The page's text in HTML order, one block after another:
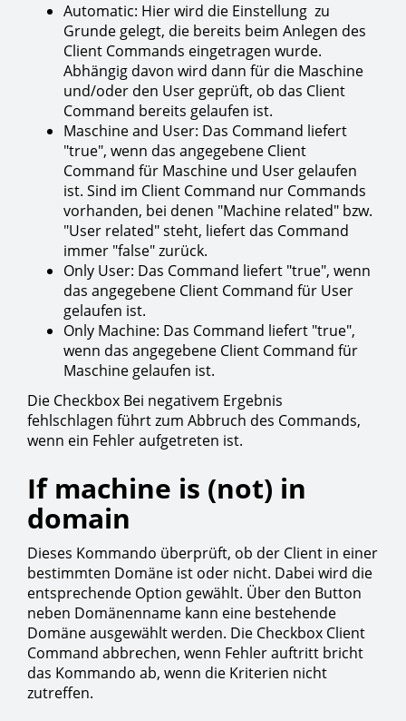
Automatic: Hier wird die Einstellung zu
Grunde gelegt, die bereits beim Anlegen des
Client Commands eingetragen wurde.
Abhängig davon wird dann für die Maschine
und/oder den User geprüft, ob das Client
Command bereits gelaufen ist.
Maschine and User: Das Command liefert
"true", wenn das angegebene Client
Command für Maschine und User gelaufen
ist. Sind im Client Command nur Commands
vorhanden, bei denen "Machine related" bzw.
"User related" steht, liefert das Command
immer "false" zurück.
Only User: Das Command liefert "true", wenn
das angegebene Client Command für User
gelaufen ist.
Only Machine: Das Command liefert "true",
wenn das angegebene Client Command für
Maschine gelaufen ist.
Die Checkbox Bei negativem Ergebnis
fehlschlagen führt zum Abbruch des Commands,
wenn ein Fehler aufgetreten ist.
If machine is (not) in
domain
Dieses Kommando überprüft, ob der Client in einer
bestimmten Domäne ist oder nicht. Dabei wird die
entsprechende Option gewählt. Über den Button
neben Domänenname kann eine bestehende
Domäne ausgewählt werden. Die Checkbox Client
Command abbrechen, wenn Fehler auftritt bricht
das Kommando ab, wenn die Kriterien nicht
zutreffen.